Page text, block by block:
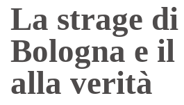
La strage di
Bologna e
alla verità